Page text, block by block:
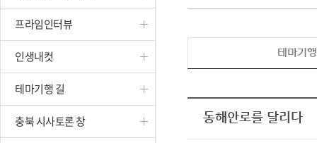
보은
옥천
시청자 FLEX
종영프로그램
프라임인터뷰
인생내컷
테마기행 길
충북 시사토론 창
테마기
동해안로를 달리다